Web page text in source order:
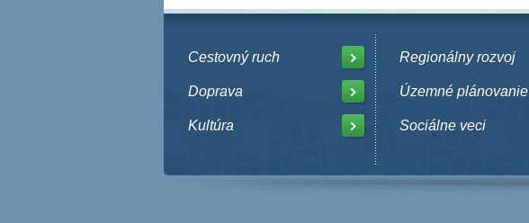
Cestovný ruch
Doprava
Kultúra
Regionálny rozvoj
Územné plánovanie
Sociálne veci